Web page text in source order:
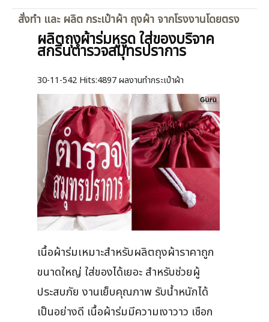
สั่งทำ และ ผลิต กระเป๋าผ้า ถุงผ้า จากโรงงานโดยตรง
ผลิตถุงผ้าร่มหูรูด ใส่ของบริจาค
สกรีนตำรวจสมุทรปราการ
30-11-542 Hits:4897 ผลงานทำกระเป๋าผ้า
เนื้อผ้าร่มเหมาะสำหรับผลิตถุงผ้าราคาถูก
ขนาดใหญ่ ใส่ของได้เยอะ สำหรับช่วยผู้
ประสบภัย งานเย็บคุณภาพ รับน้ำหนักได้
เป็นอย่างดี เนื้อผ้าร่มมีความเงาวาว เชือก